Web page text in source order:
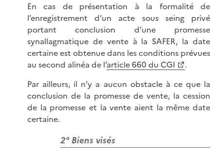
En cas de présentation à la formalité de
l’enregistrement d’un acte sous seing privé
portant conclusion d’une promesse
synallagmatique de vente à la SAFER, la date
certaine est obtenue dans les conditions prévues
au second alinéa de l’article 660 du CGI
.
Par ailleurs, il n’y a aucun obstacle à ce que la
conclusion de la promesse de vente, la cession
de la promesse et la vente aient la même date
certaine.
2° Biens visés